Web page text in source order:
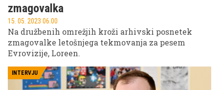
zmagovalka
15. 05. 2023 06.00
Na družbenih omrežjih kroži arhivski posnetek
zmagovalke letošnjega tekmovanja za pesem
Evrovizije, Loreen.
INTERVJU